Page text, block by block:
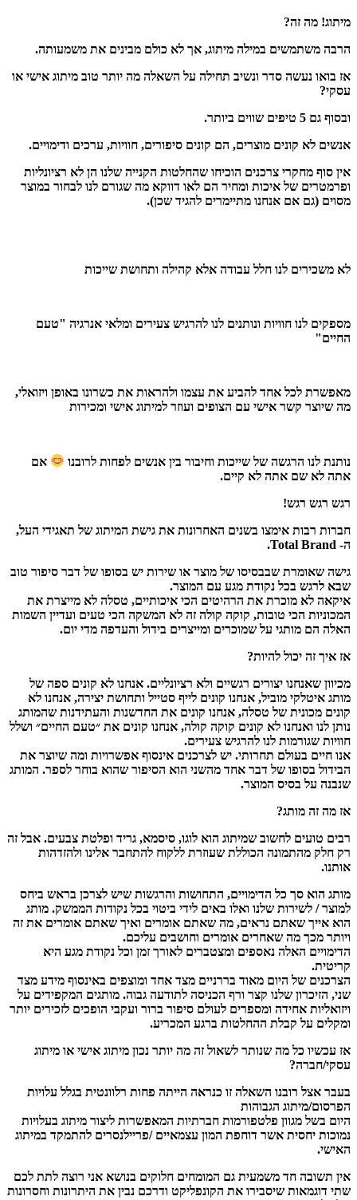
מיתוג! מה זה?
הרבה משתמשים במילה מיתוג, אך לא כולם מבינים את משמעותה.
אז בואו נעשה סדר ונשיב תחילה על השאלה מה יותר טוב מיתוג אישי או
עסקי?
ובסוף גם 5 טיפים שווים ביותר
.
אנשים לא קונים מוצרים, הם קונים סיפורים, חוויות, ערכים ודימויים.
אין סוף מחקרי צרכנים הוכיחו שהחלטות הקנייה שלנו הן לא רציונליות
ופרמטרים של איכות ומחיר הם לאו דווקא מה שגורם לנו לבחור במוצר
מסוים (גם אם אנחנו מתיימרים להגיד שכן).
לא משכירים לנו חלל עבודה אלא קהילה ותחושת שייכות
מספקים לנו חוויות ונותנים לנו להרגיש צעירים ומלאי אנרגיה "טעם
החיים"
מאפשרת לכל אחד להביע את עצמו ולהראות את כשרונו באופן ויזואלי,
מה שיוצר קשר אישי עם הצופים ועוזר למיתוג אישי ומכירות
נותנת לנו הרגשה של שייכות וחיבור בין אנשים לפחות לרובנו
אם
אתה לא שם אתה לא קיים.
רגש רגש רגש!
חברות רבות אימצו בשנים האחרונות את גישת המיתוג של תאגידי העל,
ה- Total Brand.
גישה שאומרת שבבסיסו של מוצר או שירות יש בסופו של דבר סיפור טוב
שבא לרגש בכל נקודת מגע עם המוצר.
איקאה לא מוכרת את הרהיטים הכי איכותיים, טסלה לא מייצרת את
המכוניות הכי טובות, קוקה קולה זה לא המשקה הכי טעים ועדיין השמות
האלה הם מותגי על שמוכרים ומייצרים בידול והעדפה מדי יום.
אז איך זה יכול להיות?
מכיוון שאנחנו יצורים רגשיים ולא רציונליים. אנחנו לא קונים ספה של
מותג איטלקי מוביל, אנחנו קונים לייף סטייל ותחושת יצירה, אנחנו לא
קונים מכונית של טסלה, אנחנו קונים את החדשנות והעתידנות שהמותג
נותן לנו ואנחנו לא קונים קוקה קולה, אנחנו קונים את ״טעם החיים״ ושלל
חוויות שגורמות לנו להרגיש צעירים.
אנו חיים בעולם תחרותי. יש לצרכנים אינסוף אפשרויות ומה שיוצר את
הבידול בסופו של דבר אחד מהשני הוא הסיפור שהוא בוחר לספר. המותג
שנבנה על בסיס המוצר.
אז מה זה מותג?
רבים טועים לחשוב שמיתוג הוא לוגו, סיסמא, גריד ופלטת צבעים. אבל זה
רק חלק מהתמונה הכוללת שעוזרת ללקוח להתחבר אלינו ולהזדהות
אותנו.
מותג הוא סך כל הדימויים, התחושות והרגשות שיש לצרכן בראש ביחס
למוצר / לשירות שלנו ואלו באים לידי ביטוי בכל נקודות הממשק. מותג
הוא אייך שאתם נראים, מה שאתם אומרים ואיך שאתם אומרים את זה
ויותר מכך מה שאחרים אומרים וחושבים עליכם.
הדימויים האלה נאספים ומצטברים לאורך זמן וכל נקודת מגע היא
קריטית.
הצרכנים של היום מאוד בררניים מצד אחד ומוצפים באינסוף מידע מצד
שני, הזיכרון שלנו קצר ורף הכניסה לתודעה גבוה. מותגים המקפידים על
ויזואליות אחידה ומספרים לעולם סיפור ברור ועקבי הופכים לזכירים יותר
ומקלים על קבלת ההחלטות ברגע המכריע.
אז עכשיו כל מה שנותר לשאול זה מה יותר נכון מיתוג אישי או מיתוג
עסקי/חברה?
בעבר אצל רובנו השאלה זו כנראה הייתה פחות רלוונטית בגלל עלויות
הפרסום/מיתוג הגבוהות
היום בשל מגוון פלטפורמות חברתיות המאפשרות ליצור מיתוג בעלויות
נמוכות יחסית אשר דוחפת המון עצמאיים /פריילנסרים להתמקד במיתוג
האישי.
אין תשובה חד משמעית גם המומחים חלוקים בנושא אני רוצה לתת לכם
שתי דוגמאות שיסבירו את הקונפליקט ודרכם נבין את היתרונות וחסרונות